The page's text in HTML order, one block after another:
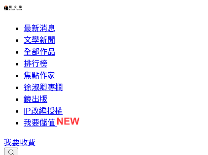
最新消息
文學新聞
全部作品
排行榜
焦點作家
徐淑卿專欄
鏡出版
IP改編授權
我要儲值
我要收費